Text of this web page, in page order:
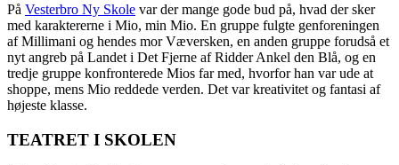
På Vesterbro Ny Skole var der mange gode bud på, hvad der sker
med karaktererne i Mio, min Mio. En gruppe fulgte genforeningen
af Millimani og hendes mor Væversken, en anden gruppe forudså et
nyt angreb på Landet i Det Fjerne af Ridder Ankel den Blå, og en
tredje gruppe konfronterede Mios far med, hvorfor han var ude at
shoppe, mens Mio reddede verden. Det var kreativitet og fantasi af
højeste klasse.
TEATRET I SKOLEN